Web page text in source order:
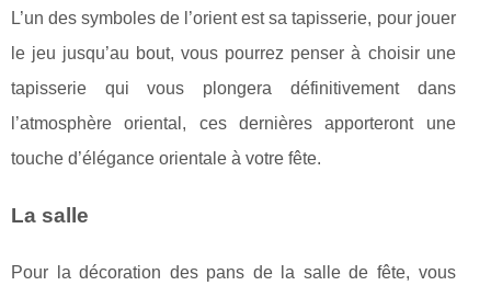
L’un des symboles de l’orient est sa tapisserie, pour jouer
le jeu jusqu’au bout, vous pourrez penser à choisir une
tapisserie qui vous plongera définitivement dans
l’atmosphère oriental, ces dernières apporteront une
touche d’élégance orientale à votre fête.
La salle
Pour la décoration des pans de la salle de fête, vous